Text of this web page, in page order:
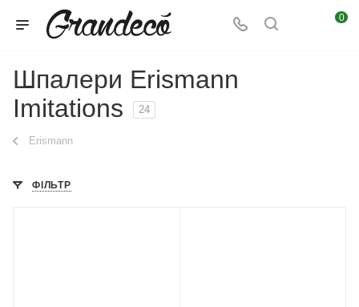
0
Шпалери Erismann
Imitations
24
Erismann
ФІЛЬТР